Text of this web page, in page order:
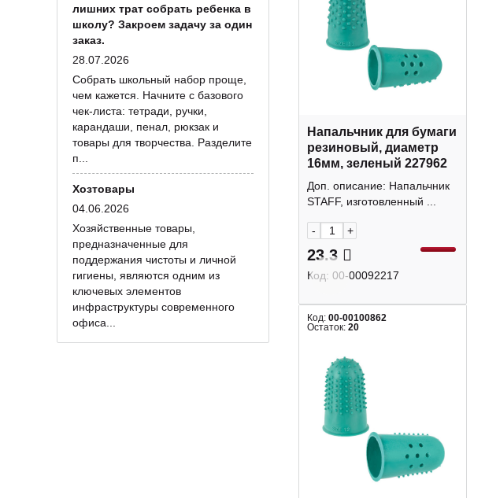
лишних трат собрать ребенка в
школу? Закроем задачу за один
заказ.
28.07.2026
Собрать школьный набор проще,
чем кажется. Начните с базового
чек-листа: тетради, ручки,
карандаши, пенал, рюкзак и
товары для творчества. Разделите
п...
Хозтовары
04.06.2026
Хозяйственные товары,
предназначенные для
поддержания чистоты и личной
гигиены, являются одним из
ключевых элементов
инфраструктуры современного
офиса...
Напальчник для бумаги
резиновый, диаметр
16мм, зеленый 227962
Доп. описание: Напальчник
STAFF, изготовленный ...
- +
23.3
Код: 00-00092217
Код: 00-00100862
Остаток: 20